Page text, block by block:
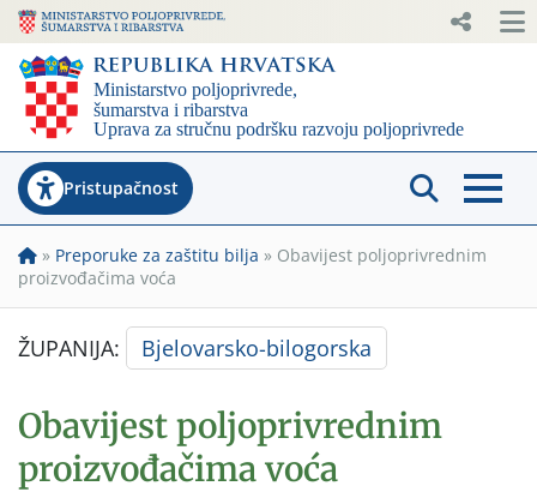
Pristupačnost
» Preporuke za zaštitu bilja » Obavijest poljoprivrednim
proizvođačima voća
ŽUPANIJA: Bjelovarsko-bilogorska
Obavijest poljoprivrednim
proizvođačima voća